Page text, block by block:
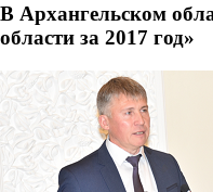
В Архангельском
области за 2017 год»